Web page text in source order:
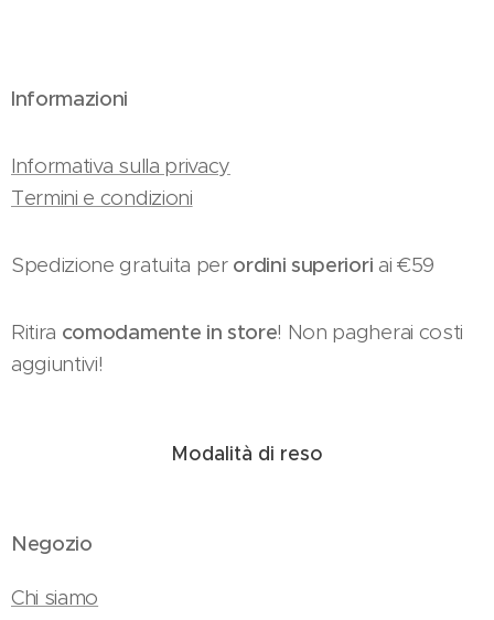
Informazioni
Informativa sulla privacy
Termini e condizioni
Spedizione gratuita perordini superiori ai €59
Ritira comodamente in store! Non pagherai costi
aggiuntivi!
Modalità di reso
Negozio
Chi siamo